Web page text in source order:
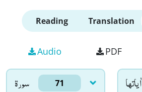
Reading Translation
Audio PDF
سورۃ 71 اٰياتها